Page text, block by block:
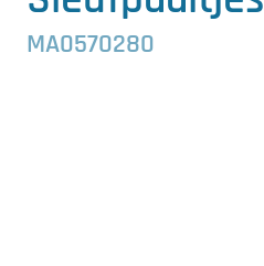
Ontvochtiging
MA0570280